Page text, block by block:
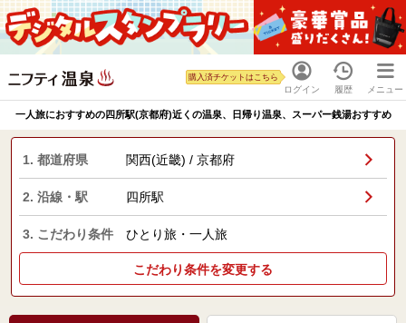
ログイン
購入済チケットはこちら
履歴 メニュー
一人旅におすすめの四所駅(京都府)近くの温泉、日帰り温泉、スーパー銭湯おすすめ
1. 都道府県 関西(近畿) / 京都府
2. 沿線・駅 四所駅
3. こだわり条件 ひとり旅・一人旅
こだわり条件を変更する